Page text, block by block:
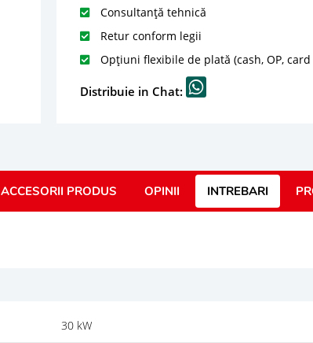
Consultanță tehnică
Retur conform legii
Opțiuni flexibile de plată (cash, OP,
Distribuie in Chat:
ACCESORII PRODUS OPINII INTREBARI
30 kW